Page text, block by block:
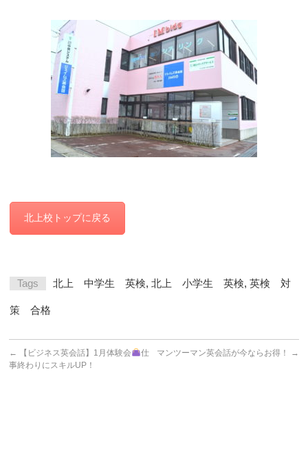
北上校トップに戻る
Tags 北上 中学生 英検,北上 小学生 英検,英検 対
策 合格
← 【ビジネス英会話】1月体験会
仕
事終わりにスキルUP！
マンツーマン英会話が今ならお得！ →